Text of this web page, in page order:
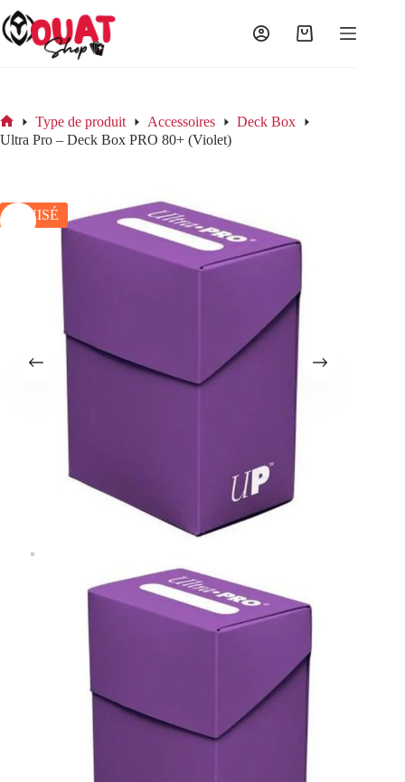
Passer
au
contenu
Panier
Accueil
Type de produit Accessoires
Deck Box
Ultra Pro – Deck Box PRO 80+ (Violet)
ÉPUISÉ